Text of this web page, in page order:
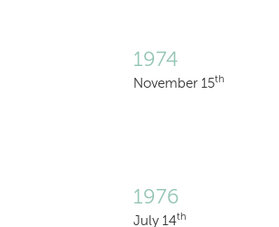
1974
November 15th
1976
July 14th